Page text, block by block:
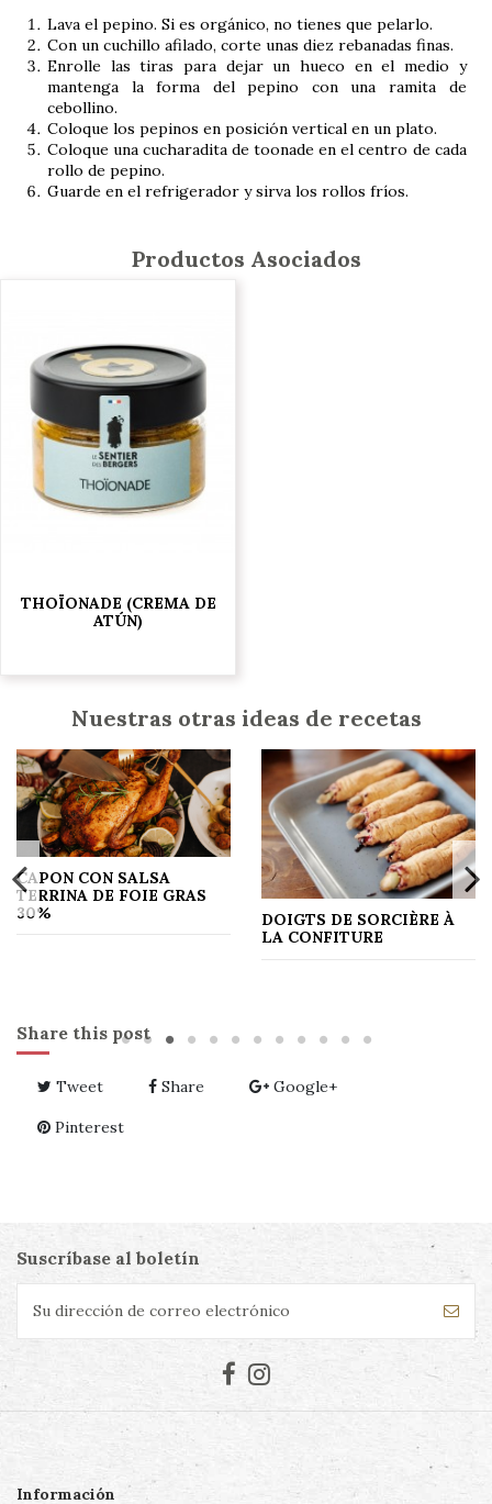
Lava el pepino. Si es orgánico, no tienes que pelarlo.
Con un cuchillo afilado, corte unas diez rebanadas finas.
Enrolle las tiras para dejar un hueco en el medio y
mantenga la forma del pepino con una ramita de
cebollino.
Coloque los pepinos en posición vertical en un plato.
Coloque una cucharadita de toonade en el centro de cada
rollo de pepino.
Guarde en el refrigerador y sirva los rollos fríos.
Productos Asociados
THOÏONADE (CREMA DE
ATÚN)
Nuestras otras ideas de recetas
CAPON CON SALSA
TERRINA DE FOIE GRAS
30%
DOIGTS DE SORCIÈRE À
LA CONFITURE
Share this post
Tweet Share Google+
Pinterest
Suscríbase al boletín
Información